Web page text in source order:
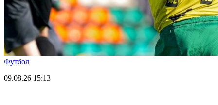
Футбол
09.08.26 15:13